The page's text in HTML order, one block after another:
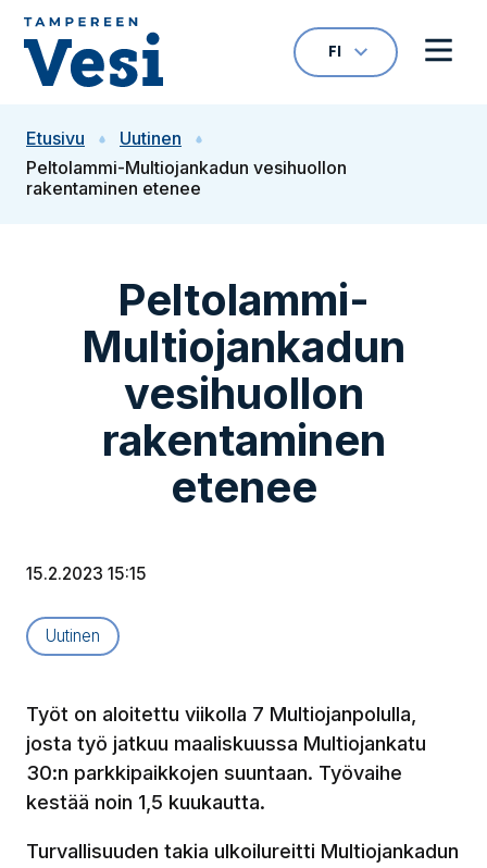
Siirry sisältöön
VALITTU KIELI:
FI
Avaa
Etusivu
Uutinen
Peltolammi-Multiojankadun vesihuollon
rakentaminen etenee
Peltolammi-
Multiojankadun
vesihuollon
rakentaminen
etenee
15.2.2023 15:15
Artikkelityyppi:
Uutinen
Työt on aloitettu viikolla 7 Multiojanpolulla,
josta työ jatkuu maaliskuussa Multiojankatu
30:n parkkipaikkojen suuntaan. Työvaihe
kestää noin 1,5 kuukautta.
Turvallisuuden takia ulkoilureitti Multiojankadun